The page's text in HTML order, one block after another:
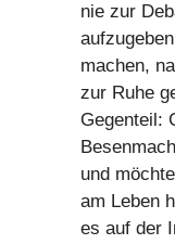
nie zur
machen,
zur Ruhe
Gegenteil:
und
am Leben
es auf der